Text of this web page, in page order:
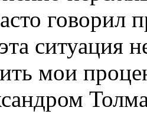
говорил
ситуация
мои